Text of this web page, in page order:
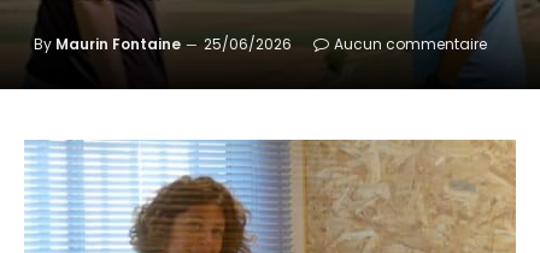
By Maurin Fontaine 25/06/2026 Aucun commentaire